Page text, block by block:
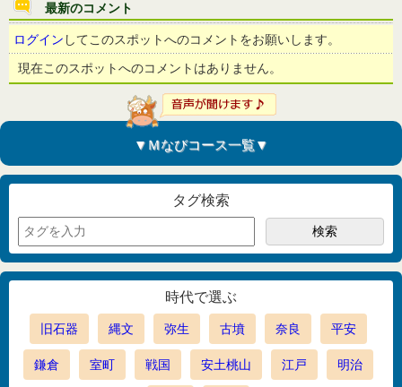
最新のコメント
ログイン してこのスポットへのコメントをお願いします。
現在このスポットへのコメントはありません。
▼Ｍなびコース一覧▼
タグ検索
時代で選ぶ
旧石器 縄文 弥生 古墳 奈良 平安
鎌倉 室町 戦国 安土桃山 江戸 明治